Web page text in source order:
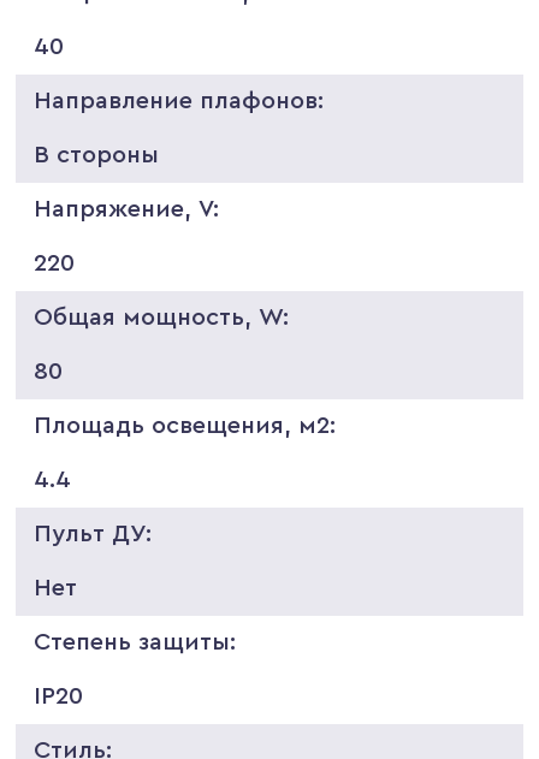
40
Направление плафонов:
В стороны
Напряжение, V:
220
Общая мощность, W:
80
Площадь освещения, м2:
4.4
Пульт ДУ:
Нет
Степень защиты:
IP20
Стиль: